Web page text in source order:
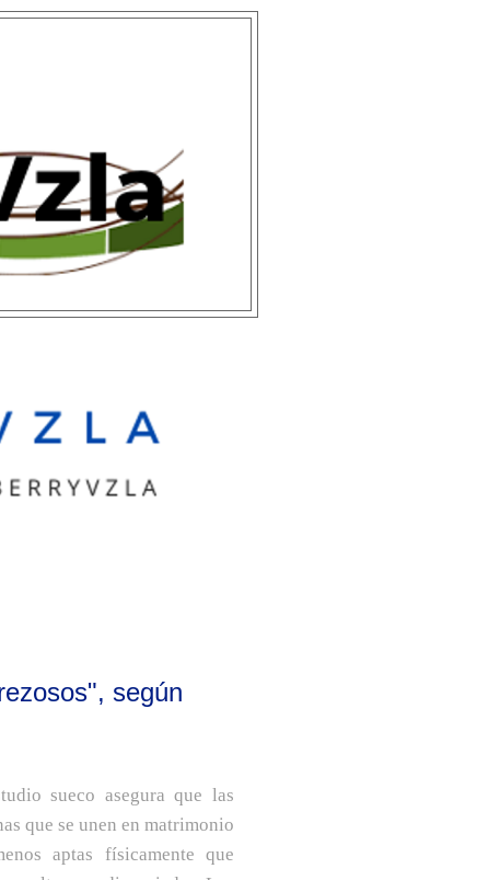
según
sueco asegura que las
que se unen en matrimonio
aptas físicamente que